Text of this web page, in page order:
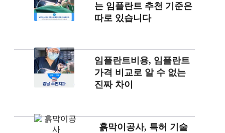
는 임플란트 추천 기준은
따로 있습니다
임플란트비용, 임플란트
가격 비교로 알 수 없는
진짜 차이
흙막이공사, 특허 기술